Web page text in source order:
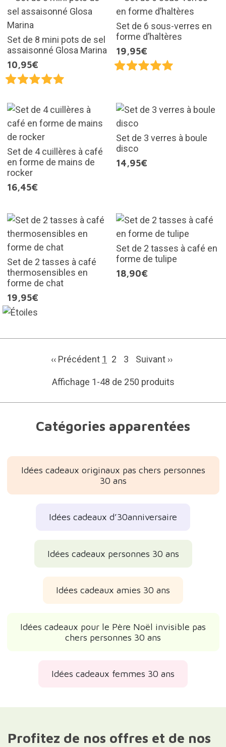
Set de 8 mini pots de sel
assaisonné Glosa Marina
10,95€
Set de 6 sous-verres en
forme d’haltères
19,95€
Set de 4 cuillères à café
en forme de mains de
rocker
16,45€
Set de 3 verres à boule
disco
14,95€
Set de 2 tasses à café
thermosensibles en
forme de chat
19,95€
Set de 2 tasses à café en
forme de tulipe
18,90€
‹‹ Précédent 1 2 3 Suivant ››
Affichage 1-48 de 250 produits
Catégories apparentées
Idées cadeaux originaux pas chers personnes
30 ans
Idées cadeaux d’30anniversaire
Idées cadeaux personnes 30 ans
Idées cadeaux amies 30 ans
Idées cadeaux pour le Père Noël invisible pas
chers personnes 30 ans
Idées cadeaux femmes 30 ans
Profitez de nos offres et de nos